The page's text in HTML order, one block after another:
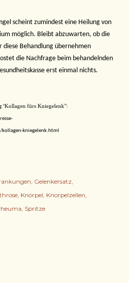
scheint zumindest eine Heilung von
möglich. Bleibt abzuwarten, ob die
diese Behandlung übernehmen
die Nachfrage beim behandelnden
erst einmal nichts.
"Kollagen fürs Kniegelenk":
kniegelenk.html
Gelenkersatz
Knorpel Knorpelzellen
Spritze